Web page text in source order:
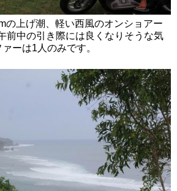
の上げ潮、軽い西風のオンショアー
前中の引き際には良くなりそうな気
ーは1人のみです。